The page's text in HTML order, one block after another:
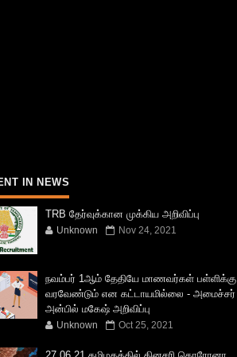
IN NEWS
TRB தேர்வுக்கான முக்கிய அறிவிப்பு
Unknown Nov 24, 2021
நவம்பர் 1ஆம் தேதியே மாணவர்கள் பள்ளிக்கு
வரவேண்டும் என கட்டாயமில்லை - அமைச்சர்
அன்பில் மகேஷ் அறிவிப்பு
Unknown Oct 25, 2021